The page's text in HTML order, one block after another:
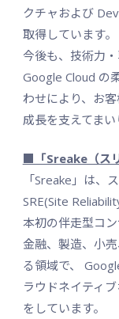
クチャおよび
取得しています。
今後も、技術力
Google Cloud の
わせにより、お
成長を支えてまい
■「Sreake（ス
「Sreake」は、
SRE(Site
本初の伴走型コン
金融、製造、小
る領域で、
ラウドネイティ
をしています。